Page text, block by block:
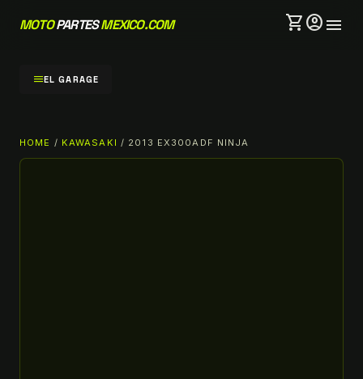
MOTOPARTESMEXICO.COM shopping_cartaccount_circlemenu
menuEL GARAGE
HOME / KAWASAKI / 2013 EX300ADF NINJA